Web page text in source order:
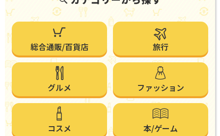
総合通販/百貨店 旅行
グルメ ファッション
コスメ 本/ゲーム